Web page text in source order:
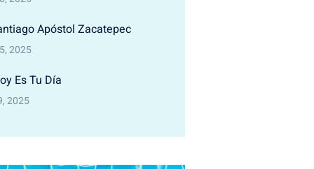
Apóstol Zacatepec
2025
Es Tu Día
2025